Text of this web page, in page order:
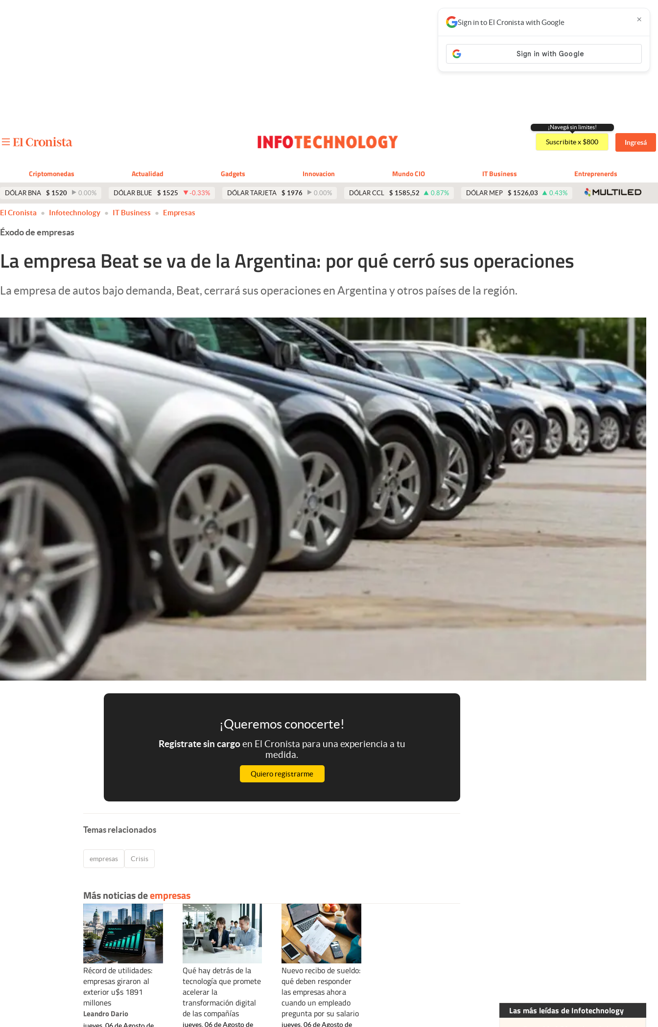
Apertura
Clima
Eventos Corporativos
El Cronista Studio
Mediakit
abre en nueva pestaña
¡Navegá sin limites!
Suscribite x $800 Ingresá
Criptomonedas Actualidad Gadgets Innovacion Mundo CIO IT Business Entreprenerds
DÓLAR BNA $ 1520 0.00% DÓLAR BLUE $ 1525 -0.33% DÓLAR TARJETA $ 1976 0.00% DÓLAR CCL $ 1585,52 0.87% DÓLAR MEP $ 1526,03 0.43%
Sign in to El Cronista with Google ×
El Cronista Infotechnology IT Business Empresas
Éxodo de empresas
La empresa Beat se va de la Argentina: por qué cerró sus operaciones
La empresa de autos bajo demanda, Beat, cerrará sus operaciones en Argentina y otros países de la región.
¡Queremos conocerte!
Registrate sin cargoen El Cronista para una experiencia a tu
medida.
Quiero registrarme
Temas relacionados
empresas Crisis
Más noticias deempresas
Récord de utilidades:
empresas giraron al
exterior u$s 1891
millones
Leandro Dario
Qué hay detrás de la
tecnología que promete
acelerar la
transformación digital
de las compañías
jueves, 06 de Agosto de
Nuevo recibo de sueldo:
qué deben responder
las empresas ahora
cuando un empleado
pregunta por su salario
jueves, 06 de Agosto de
Las más leídas de Infotechnology